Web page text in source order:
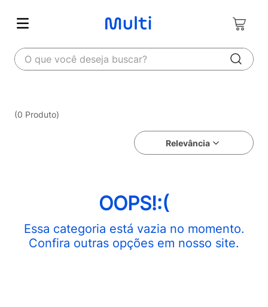
O que você deseja buscar?
0 Produto
Relevância
OOPS!